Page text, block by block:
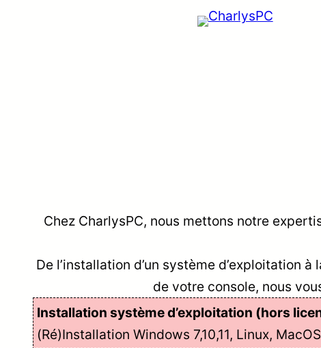
Chez CharlysPC, nous mettons notre
De l’installation d’un système d’exploitation
de votre console, nous
Installation système d’exploitation (hors
(Ré)Installation Windows 7,10,11, Linux, MacOS